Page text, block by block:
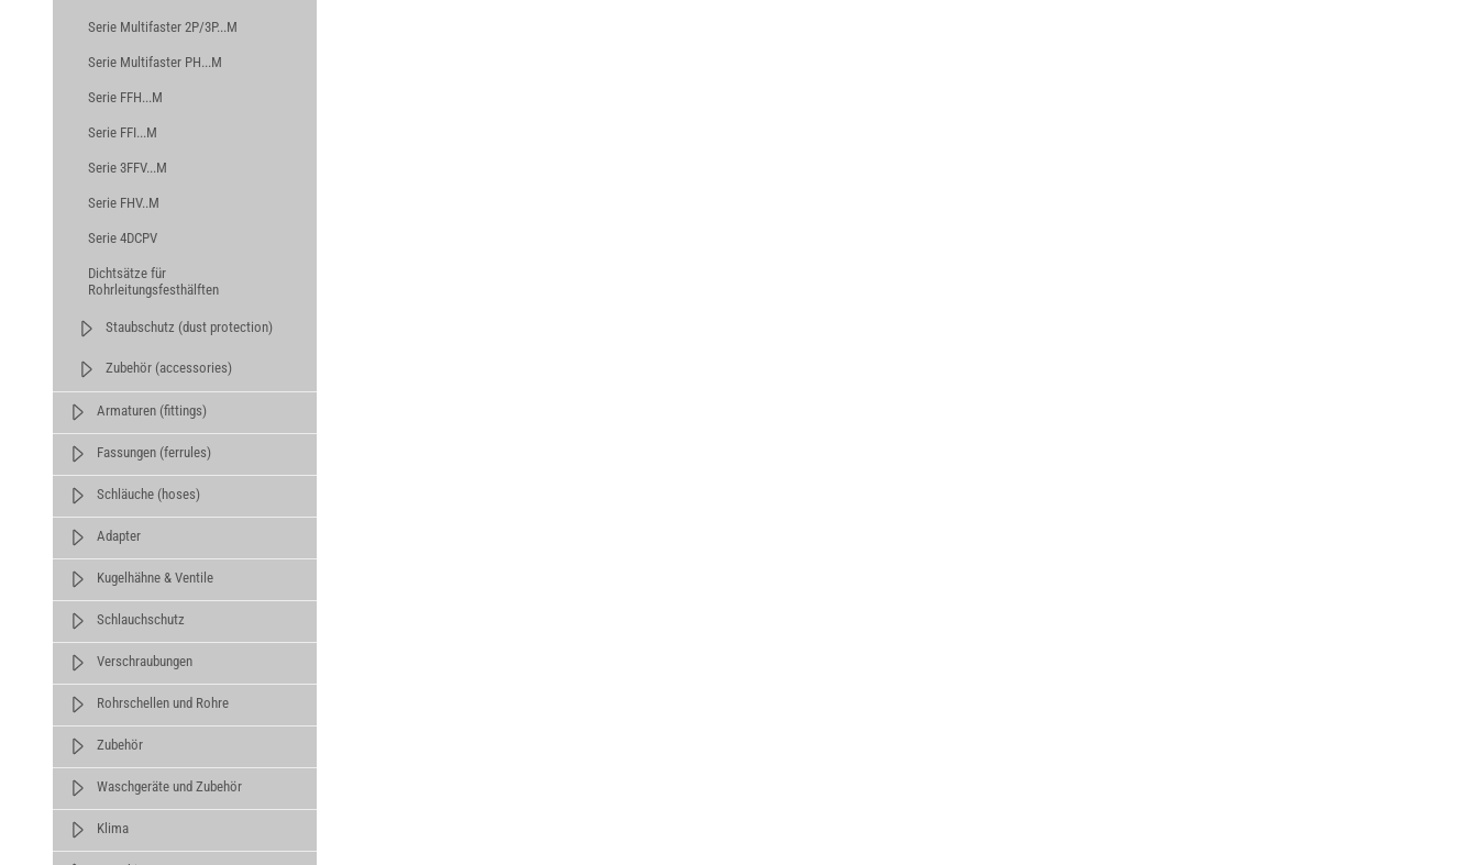
Serie Multifaster 2P/3P...M
Serie Multifaster PH...M
Serie FFH...M
Serie FFI...M
Serie 3FFV...M
Serie FHV..M
Serie 4DCPV
Dichtsätze für
Rohrleitungsfesthälften
Staubschutz (dust protection)
Zubehör (accessories)
Armaturen (fittings)
Fassungen (ferrules)
Schläuche (hoses)
Adapter
Kugelhähne & Ventile
Schlauchschutz
Verschraubungen
Rohrschellen und Rohre
Zubehör
Waschgeräte und Zubehör
Klima